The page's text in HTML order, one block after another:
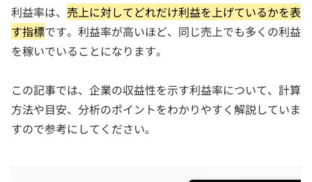
利益率は、 売上に対してどれだけ利益を上げているかを表
す指標です。利益率が高いほど、同じ売上でも多くの利益
を稼いでいることになります。
この記事では、企業の収益性を示す利益率について、計算
方法や目安、分析のポイントをわかりやすく解説していま
すので参考にしてください。